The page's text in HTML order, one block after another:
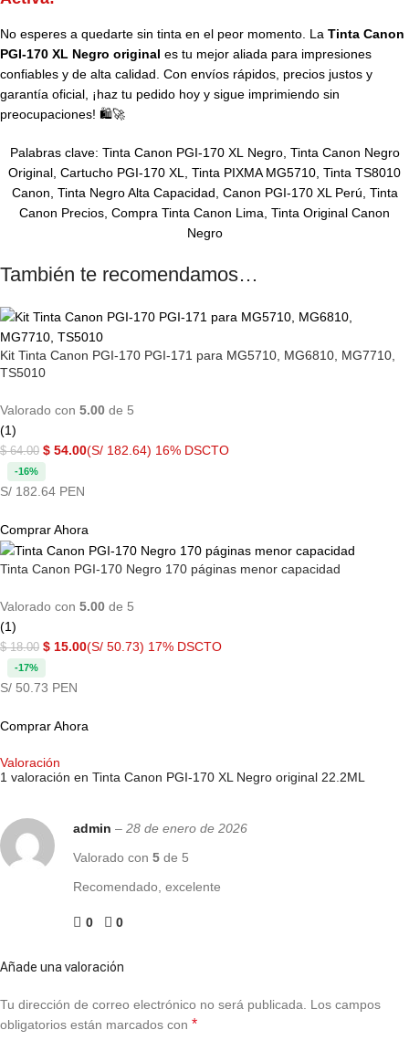
No esperes a quedarte sin tinta en el peor momento. La Tinta Canon
PGI-170 XL Negro original es tu mejor aliada para impresiones
confiables y de alta calidad. Con envíos rápidos, precios justos y
garantía oficial, ¡haz tu pedido hoy y sigue imprimiendo sin
preocupaciones! 🛍️🚀
Palabras clave: Tinta Canon PGI-170 XLNegro, Tinta Canon Negro
Original, Cartucho PGI-170 XL, Tinta PIXMA MG5710, Tinta TS8010
Canon, Tinta Negro Alta Capacidad, Canon PGI-170 XL Perú, Tinta
Canon Precios, Compra Tinta Canon Lima, Tinta Original Canon
Negro
También te recomendamos…
Kit Tinta Canon PGI-170 PGI-171 para MG5710, MG6810, MG7710,
TS5010
Valorado con 5.00 de 5
(1)
$64.00 $ 54.00(S/ 182.64) 16% DSCTO
-16%
S/ 182.64 PEN
Comprar Ahora
Tinta Canon PGI-170 Negro 170 páginas menor capacidad
Valorado con 5.00 de 5
(1)
$18.00 $ 15.00(S/ 50.73) 17% DSCTO
-17%
S/ 50.73 PEN
Comprar Ahora
Valoración
1 valoración en Tinta Canon PGI-170 XL Negro original 22.2ML
admin – 28 de enero de 2026
Valorado con 5 de 5
Recomendado, excelente
0 0
Añade una valoración
Tu dirección de correo electrónico no será publicada. Los campos
obligatorios están marcados con *